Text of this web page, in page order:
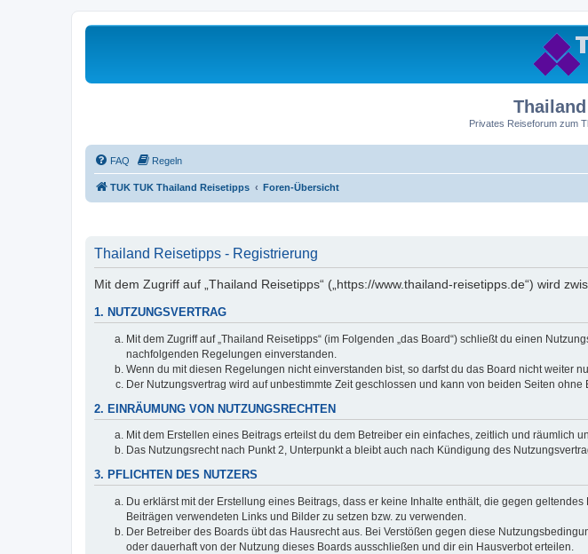
Privates Reiseforum zum
FAQ Regeln
TUK TUK Thailand Reisetipps Foren-Übersicht
Thailand Reisetipps - Registrierung
Mit dem Zugriff auf „Thailand Reisetipps“ („https://www.thailand-reisetipps.de“) wird
1. NUTZUNGSVERTRAG
Mit dem Zugriff auf „Thailand Reisetipps“ (im Folgenden „das Board“) schließt du einen
nachfolgenden Regelungen einverstanden.
Wenn du mit diesen Regelungen nicht einverstanden bist, so darfst du das Board nicht weiter
Der Nutzungsvertrag wird auf unbestimmte Zeit geschlossen und kann von beiden Seiten
2. EINRÄUMUNG VON NUTZUNGSRECHTEN
Mit dem Erstellen eines Beitrags erteilst du dem Betreiber ein einfaches, zeitlich und
Das Nutzungsrecht nach Punkt 2, Unterpunkt a bleibt auch nach Kündigung des
3. PFLICHTEN DES NUTZERS
Du erklärst mit der Erstellung eines Beitrags, dass er keine Inhalte enthält, die gegen
Beiträgen verwendeten Links und Bilder zu setzen bzw. zu verwenden.
Der Betreiber des Boards übt das Hausrecht aus. Bei Verstößen gegen diese
oder dauerhaft von der Nutzung dieses Boards ausschließen und dir ein Hausverbot erteilen.